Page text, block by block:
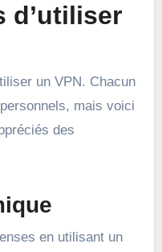
d’utiliser
un VPN. Chacun
mais voici
des
en utilisant un